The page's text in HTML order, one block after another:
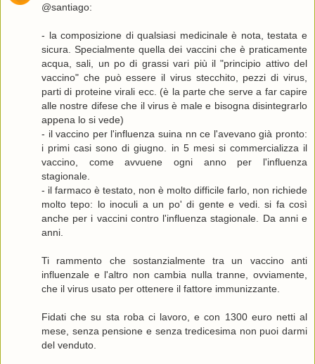
@santiago:
- la composizione di qualsiasi medicinale è nota, testata e
sicura. Specialmente quella dei vaccini che è praticamente
acqua, sali, un po di grassi vari più il "principio attivo del
vaccino" che può essere il virus stecchito, pezzi di virus,
parti di proteine virali ecc. (è la parte che serve a far capire
alle nostre difese che il virus è male e bisogna disintegrarlo
appena lo si vede)
- il vaccino per l'influenza suina nn ce l'avevano già pronto:
i primi casi sono di giugno. in 5 mesi si commercializza il
vaccino, come avvuene ogni anno per l'influenza
stagionale.
- il farmaco è testato, non è molto difficile farlo, non richiede
molto tepo: lo inoculi a un po' di gente e vedi. si fa così
anche per i vaccini contro l'influenza stagionale. Da anni e
anni.
Ti rammento che sostanzialmente tra un vaccino anti
influenzale e l'altro non cambia nulla tranne, ovviamente,
che il virus usato per ottenere il fattore immunizzante.
Fidati che su sta roba ci lavoro, e con 1300 euro netti al
mese, senza pensione e senza tredicesima non puoi darmi
del venduto.